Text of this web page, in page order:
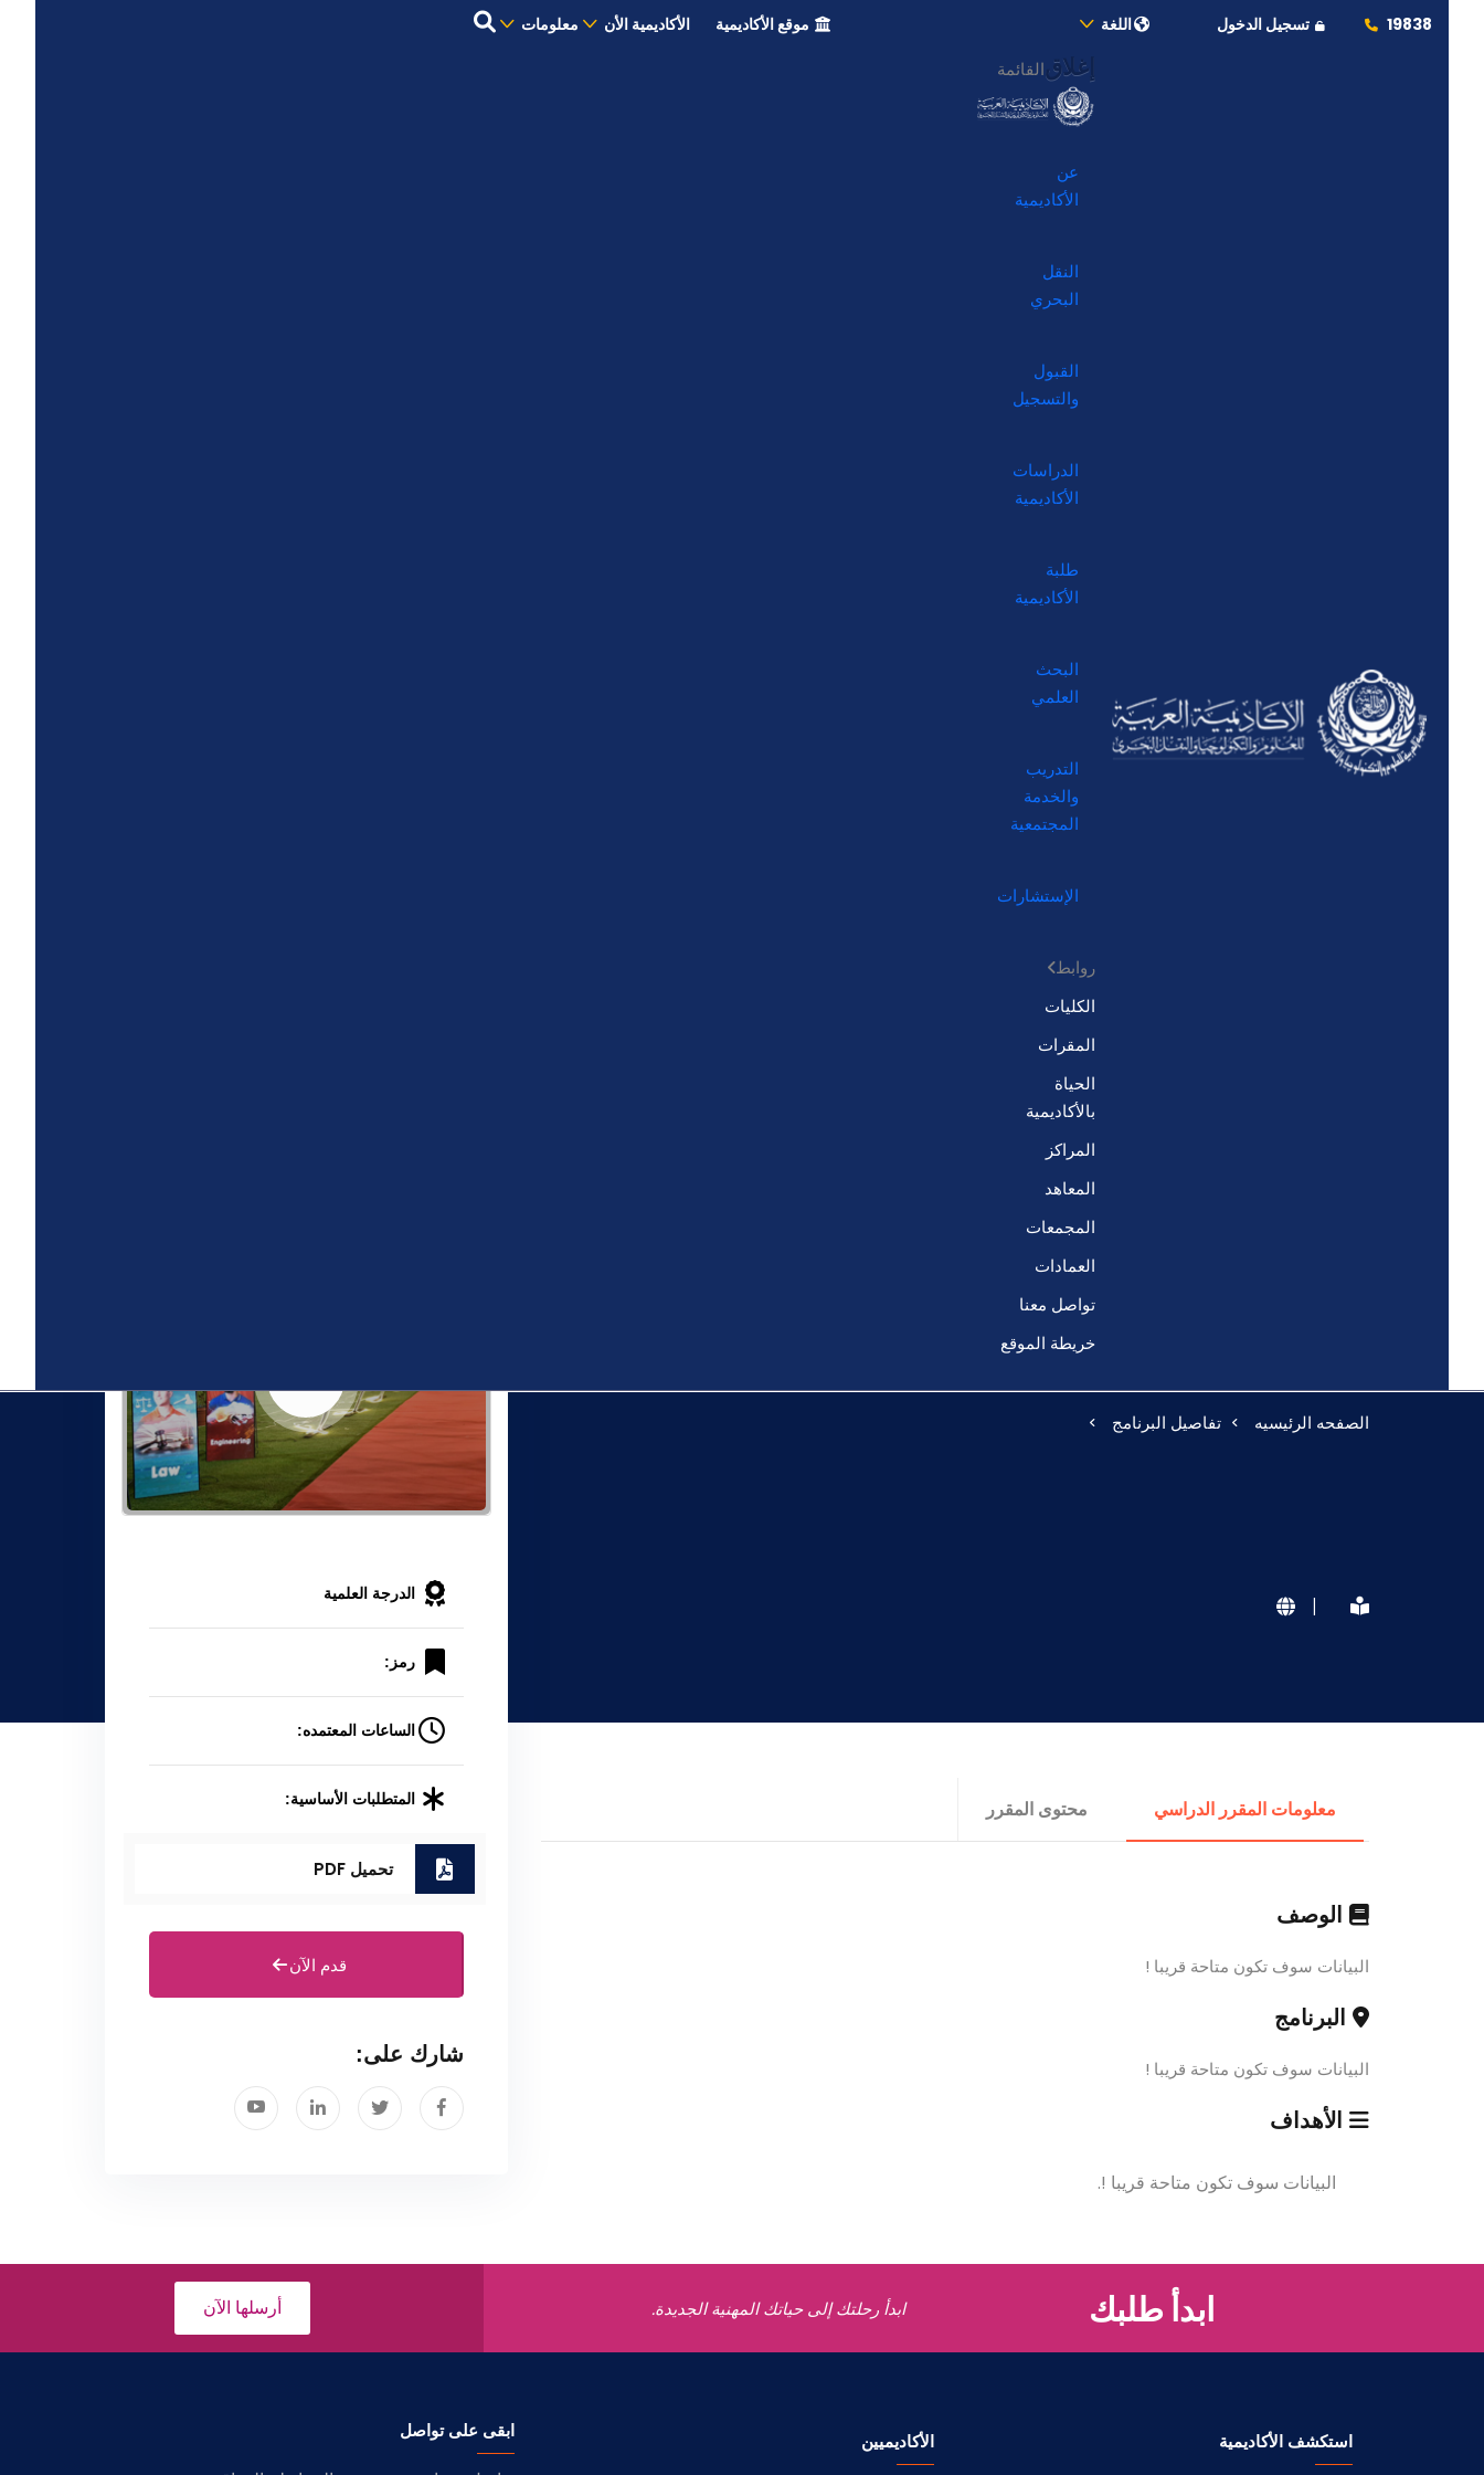
19838 تسجيل الدخول اللغة موقع الأكاديمية الأكاديمية الأن معلومات
إغلاق القائمة
عن
الأكاديمية
النقل
البحري
القبول
والتسجيل
الدراسات
الأكاديمية
طلبة
الأكاديمية
البحث
العلمي
التدريب
والخدمة
المجتمعية
الإستشارات
روابط
الكليات
المقرات
الحياة
بالأكاديمية
المراكز
المعاهد
المجمعات
العمادات
تواصل معنا
خريطة الموقع
الصفحه الرئيسيه تفاصيل البرنامج
|
معلومات المقرر الدراسي محتوى المقرر
الوصف
البيانات سوف تكون متاحة قريبا !
البرنامج
البيانات سوف تكون متاحة قريبا !
الأهداف
البيانات سوف تكون متاحة قريبا !.
الدرجة العلمية
رمز:
الساعات المعتمده:
المتطلبات الأساسية:
تحميل PDF
قدم الآن
شارك على:
ابدأ طلبك ابدأ رحلتك إلى حياتك المهنية الجديدة. أرسلها الآن
استكشف الأكاديمية الأكاديميين
ابقى على تواصل